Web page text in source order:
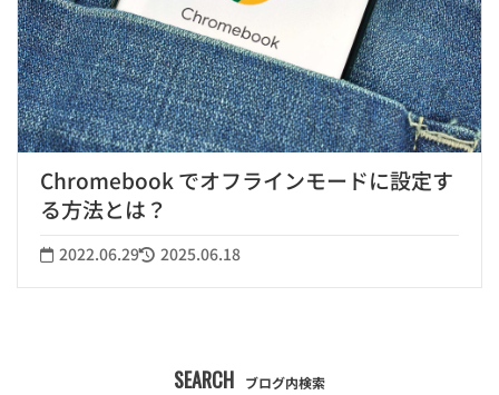
Chromebook でオフラインモードに設定す
る方法とは？
2022.06.29 2025.06.18
SEARCH ブログ内検索